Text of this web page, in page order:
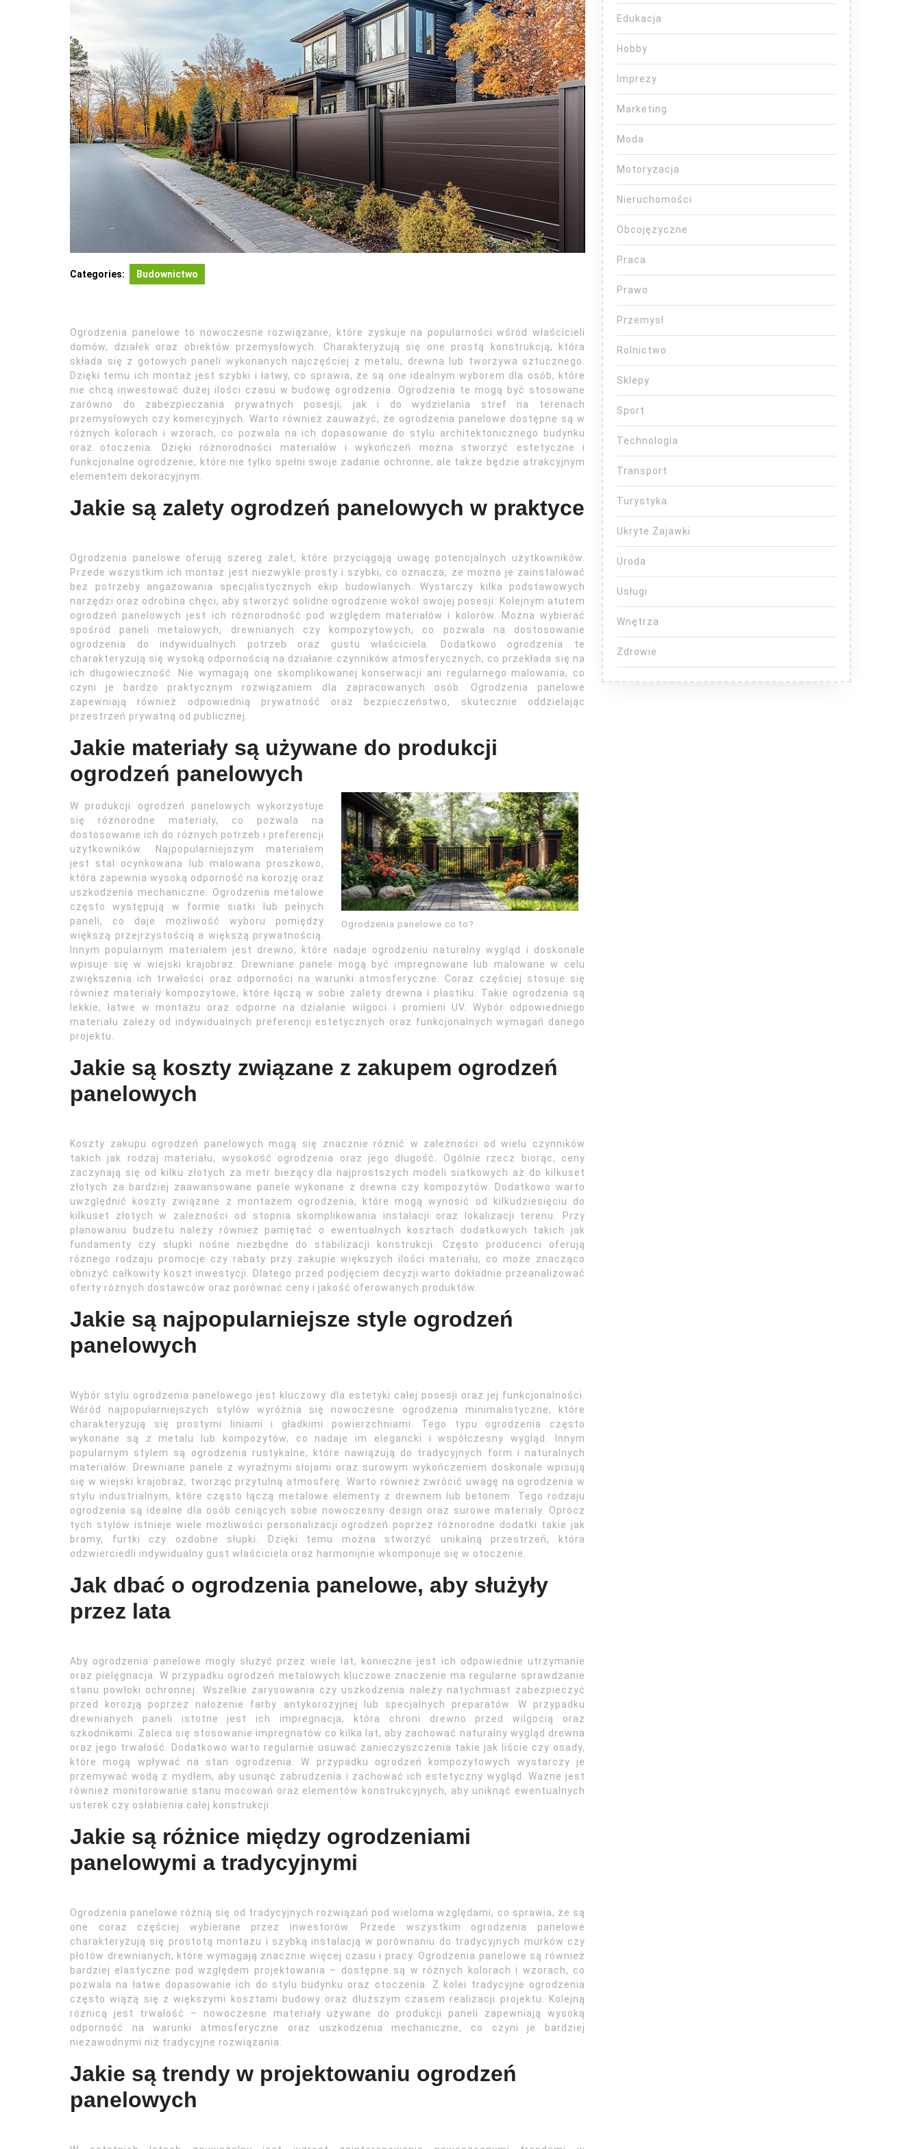
Categories: Budownictwo
Ogrodzenia panelowe to nowoczesne rozwiązanie, które zyskuje na popularności wśród właścicieli
domów, działek oraz obiektów przemysłowych. Charakteryzują się one prostą konstrukcją, która
składa się z gotowych paneli wykonanych najczęściej z metalu, drewna lub tworzywa sztucznego.
Dzięki temu ich montaż jest szybki i łatwy, co sprawia, że są one idealnym wyborem dla osób, które
nie chcą inwestować dużej ilości czasu w budowę ogrodzenia. Ogrodzenia te mogą być stosowane
zarówno do zabezpieczania prywatnych posesji, jak i do wydzielania stref na terenach
przemysłowych czy komercyjnych. Warto również zauważyć, że ogrodzenia panelowe dostępne są w
różnych kolorach i wzorach, co pozwala na ich dopasowanie do stylu architektonicznego budynku
oraz otoczenia. Dzięki różnorodności materiałów i wykończeń można stworzyć estetyczne i
funkcjonalne ogrodzenie, które nie tylko spełni swoje zadanie ochronne, ale także będzie atrakcyjnym
elementem dekoracyjnym.
Jakie są zalety ogrodzeń panelowych w praktyce
Ogrodzenia panelowe oferują szereg zalet, które przyciągają uwagę potencjalnych użytkowników.
Przede wszystkim ich montaż jest niezwykle prosty i szybki, co oznacza, że można je zainstalować
bez potrzeby angażowania specjalistycznych ekip budowlanych. Wystarczy kilka podstawowych
narzędzi oraz odrobina chęci, aby stworzyć solidne ogrodzenie wokół swojej posesji. Kolejnym atutem
ogrodzeń panelowych jest ich różnorodność pod względem materiałów i kolorów. Można wybierać
spośród paneli metalowych, drewnianych czy kompozytowych, co pozwala na dostosowanie
ogrodzenia do indywidualnych potrzeb oraz gustu właściciela. Dodatkowo ogrodzenia te
charakteryzują się wysoką odpornością na działanie czynników atmosferycznych, co przekłada się na
ich długowieczność. Nie wymagają one skomplikowanej konserwacji ani regularnego malowania, co
czyni je bardzo praktycznym rozwiązaniem dla zapracowanych osób. Ogrodzenia panelowe
zapewniają również odpowiednią prywatność oraz bezpieczeństwo, skutecznie oddzielając
przestrzeń prywatną od publicznej.
Jakie materiały są używane do produkcji
ogrodzeń panelowych
Ogrodzenia panelowe co to?
W produkcji ogrodzeń panelowych wykorzystuje
się różnorodne materiały, co pozwala na
dostosowanie ich do różnych potrzeb i preferencji
użytkowników. Najpopularniejszym materiałem
jest stal ocynkowana lub malowana proszkowo,
która zapewnia wysoką odporność na korozję oraz
uszkodzenia mechaniczne. Ogrodzenia metalowe
często występują w formie siatki lub pełnych
paneli, co daje możliwość wyboru pomiędzy
większą przejrzystością a większą prywatnością.
Innym popularnym materiałem jest drewno, które nadaje ogrodzeniu naturalny wygląd i doskonale
wpisuje się w wiejski krajobraz. Drewniane panele mogą być impregnowane lub malowane w celu
zwiększenia ich trwałości oraz odporności na warunki atmosferyczne. Coraz częściej stosuje się
również materiały kompozytowe, które łączą w sobie zalety drewna i plastiku. Takie ogrodzenia są
lekkie, łatwe w montażu oraz odporne na działanie wilgoci i promieni UV. Wybór odpowiedniego
materiału zależy od indywidualnych preferencji estetycznych oraz funkcjonalnych wymagań danego
projektu.
Jakie są koszty związane z zakupem ogrodzeń
panelowych
Koszty zakupu ogrodzeń panelowych mogą się znacznie różnić w zależności od wielu czynników
takich jak rodzaj materiału, wysokość ogrodzenia oraz jego długość. Ogólnie rzecz biorąc, ceny
zaczynają się od kilku złotych za metr bieżący dla najprostszych modeli siatkowych aż do kilkuset
złotych za bardziej zaawansowane panele wykonane z drewna czy kompozytów. Dodatkowo warto
uwzględnić koszty związane z montażem ogrodzenia, które mogą wynosić od kilkudziesięciu do
kilkuset złotych w zależności od stopnia skomplikowania instalacji oraz lokalizacji terenu. Przy
planowaniu budżetu należy również pamiętać o ewentualnych kosztach dodatkowych takich jak
fundamenty czy słupki nośne niezbędne do stabilizacji konstrukcji. Często producenci oferują
różnego rodzaju promocje czy rabaty przy zakupie większych ilości materiału, co może znacząco
obniżyć całkowity koszt inwestycji. Dlatego przed podjęciem decyzji warto dokładnie przeanalizować
oferty różnych dostawców oraz porównać ceny i jakość oferowanych produktów.
Jakie są najpopularniejsze style ogrodzeń
panelowych
Wybór stylu ogrodzenia panelowego jest kluczowy dla estetyki całej posesji oraz jej funkcjonalności.
Wśród najpopularniejszych stylów wyróżnia się nowoczesne ogrodzenia minimalistyczne, które
charakteryzują się prostymi liniami i gładkimi powierzchniami. Tego typu ogrodzenia często
wykonane są z metalu lub kompozytów, co nadaje im elegancki i współczesny wygląd. Innym
popularnym stylem są ogrodzenia rustykalne, które nawiązują do tradycyjnych form i naturalnych
materiałów. Drewniane panele z wyraźnymi słojami oraz surowym wykończeniem doskonale wpisują
się w wiejski krajobraz, tworząc przytulną atmosferę. Warto również zwrócić uwagę na ogrodzenia w
stylu industrialnym, które często łączą metalowe elementy z drewnem lub betonem. Tego rodzaju
ogrodzenia są idealne dla osób ceniących sobie nowoczesny design oraz surowe materiały. Oprócz
tych stylów istnieje wiele możliwości personalizacji ogrodzeń poprzez różnorodne dodatki takie jak
bramy, furtki czy ozdobne słupki. Dzięki temu można stworzyć unikalną przestrzeń, która
odzwierciedli indywidualny gust właściciela oraz harmonijnie wkomponuje się w otoczenie.
Jak dbać o ogrodzenia panelowe, aby służyły
przez lata
Aby ogrodzenia panelowe mogły służyć przez wiele lat, konieczne jest ich odpowiednie utrzymanie
oraz pielęgnacja. W przypadku ogrodzeń metalowych kluczowe znaczenie ma regularne sprawdzanie
stanu powłoki ochronnej. Wszelkie zarysowania czy uszkodzenia należy natychmiast zabezpieczyć
przed korozją poprzez nałożenie farby antykorozyjnej lub specjalnych preparatów. W przypadku
drewnianych paneli istotne jest ich impregnacja, która chroni drewno przed wilgocią oraz
szkodnikami. Zaleca się stosowanie impregnatów co kilka lat, aby zachować naturalny wygląd drewna
oraz jego trwałość. Dodatkowo warto regularnie usuwać zanieczyszczenia takie jak liście czy osady,
które mogą wpływać na stan ogrodzenia. W przypadku ogrodzeń kompozytowych wystarczy je
przemywać wodą z mydłem, aby usunąć zabrudzenia i zachować ich estetyczny wygląd. Ważne jest
również monitorowanie stanu mocowań oraz elementów konstrukcyjnych, aby uniknąć ewentualnych
usterek czy osłabienia całej konstrukcji.
Jakie są różnice między ogrodzeniami
panelowymi a tradycyjnymi
Ogrodzenia panelowe różnią się od tradycyjnych rozwiązań pod wieloma względami, co sprawia, że są
one coraz częściej wybierane przez inwestorów. Przede wszystkim ogrodzenia panelowe
charakteryzują się prostotą montażu i szybką instalacją w porównaniu do tradycyjnych murków czy
płotów drewnianych, które wymagają znacznie więcej czasu i pracy. Ogrodzenia panelowe są również
bardziej elastyczne pod względem projektowania – dostępne są w różnych kolorach i wzorach, co
pozwala na łatwe dopasowanie ich do stylu budynku oraz otoczenia. Z kolei tradycyjne ogrodzenia
często wiążą się z większymi kosztami budowy oraz dłuższym czasem realizacji projektu. Kolejną
różnicą jest trwałość – nowoczesne materiały używane do produkcji paneli zapewniają wysoką
odporność na warunki atmosferyczne oraz uszkodzenia mechaniczne, co czyni je bardziej
niezawodnymi niż tradycyjne rozwiązania.
Jakie są trendy w projektowaniu ogrodzeń
panelowych
Edukacja
Hobby
Imprezy
Marketing
Moda
Motoryzacja
Nieruchomości
Obcojęzyczne
Praca
Prawo
Przemysł
Rolnictwo
Sklepy
Sport
Technologia
Transport
Turystyka
Ukryte Zajawki
Uroda
Usługi
Wnętrza
Zdrowie